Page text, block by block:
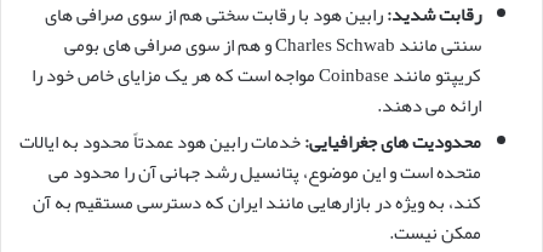
رقابت شدید:رابین هود با رقابت سختی هم از سوی صرافی های
سنتی مانند Charles Schwab و هم از سوی صرافی های بومی
کریپتو مانند Coinbase مواجه است که هر یک مزایای خاص خود را
ارائه می دهند.
محدودیت های جغرافیایی:خدمات رابین هود عمدتاً محدود به ایالات
متحده است و این موضوع، پتانسیل رشد جهانی آن را محدود می
کند، به ویژه در بازارهایی مانند ایران که دسترسی مستقیم به آن
ممکن نیست.